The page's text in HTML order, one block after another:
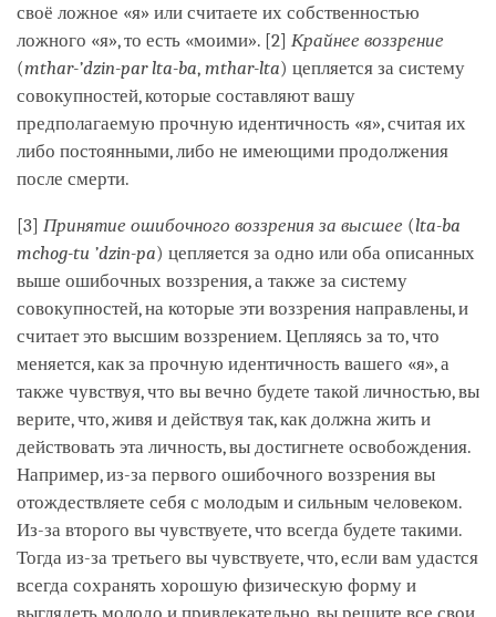
своё ложное «я» или считаете их собственностью
ложного «я», то есть «моими». [2] Крайнее воззрение
(mthar-’dzin-par lta-ba, mthar-lta) цепляется за систему
совокупностей, которые составляют вашу
предполагаемую прочную идентичность «я», считая их
либо постоянными, либо не имеющими продолжения
после смерти.
[3] Принятие ошибочного воззрения за высшее (lta-ba
mchog-tu ’dzin-pa) цепляется за одно или оба описанных
выше ошибочных воззрения, а также за систему
совокупностей, на которые эти воззрения направлены, и
считает это высшим воззрением. Цепляясь за то, что
меняется, как за прочную идентичность вашего «я», а
также чувствуя, что вы вечно будете такой личностью, вы
верите, что, живя и действуя так, как должна жить и
действовать эта личность, вы достигнете освобождения.
Например, из-за первого ошибочного воззрения вы
отождествляете себя с молодым и сильным человеком.
Из-за второго вы чувствуете, что всегда будете такими.
Тогда из-за третьего вы чувствуете, что, если вам удастся
всегда сохранять хорошую физическую форму и